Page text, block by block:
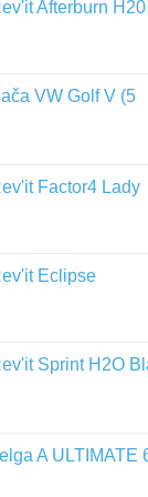
Afterburn H20
VW Golf V (5
Factor4 Lady
Eclipse
Sprint H2O
A ULTIMATE